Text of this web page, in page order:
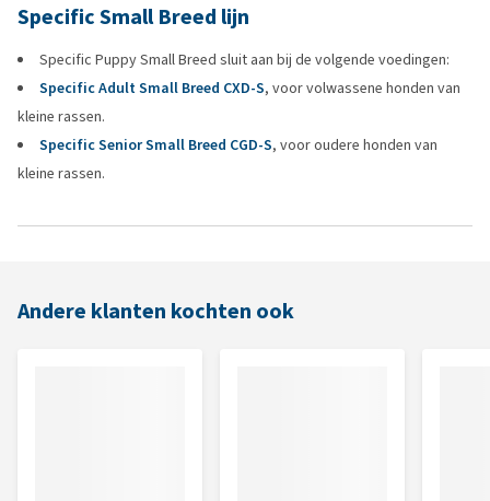
Specific Small Breed lijn
Specific Puppy Small Breed sluit aan bij de volgende voedingen:
Specific Adult Small Breed CXD-S, voor volwassene honden van
kleine rassen.
Specific Senior Small Breed CGD-S, voor oudere honden van
kleine rassen.
Andere klanten kochten ook